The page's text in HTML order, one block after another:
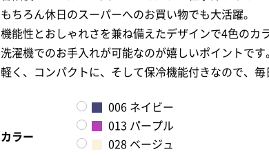
もちろん休日のスーパーへのお買い物でも大活躍。
機能性とおしゃれさを兼ね備えたデザインで4色のカ
洗濯機でのお手入れが可能なのが嬉しいポイントです
軽く、コンパクトに、そして保冷機能付きなので、毎
カラー
006 ネイビー
013 パープル
028 ベージュ